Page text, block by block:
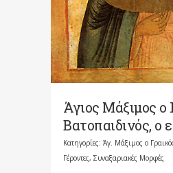
Άγιος Μάξιμος ο
Βατοπαιδινός, ο
Κατηγορίες: Άγ. Μάξιμος ο
Γέροντες, Συναξαριακές Μορφές